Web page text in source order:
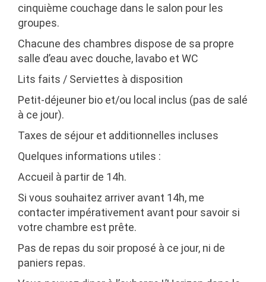
cinquième couchage dans le salon pour les
groupes.
Chacune des chambres dispose de sa propre
salle d’eau avec douche, lavabo et WC
Lits faits / Serviettes à disposition
Petit-déjeuner bio et/ou local inclus (pas de salé
à ce jour).
Taxes de séjour et additionnelles incluses
Quelques informations utiles :
Accueil à partir de 14h.
Si vous souhaitez arriver avant 14h, me
contacter impérativement avant pour savoir si
votre chambre est prête.
Pas de repas du soir proposé à ce jour, ni de
paniers repas.